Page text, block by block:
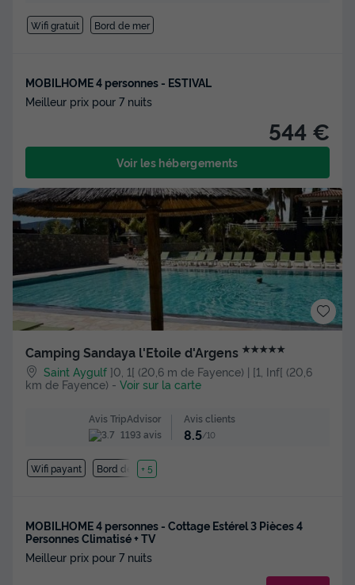
Wifi gratuit Bord de mer
MOBILHOME 4 personnes - ESTIVAL
Meilleur prix pour 7 nuits
544 €
Voir les hébergements
Camping Sandaya l'Etoile d'Argens ★★★★★
Saint Aygulf ]0, 1[ (20,6 m de Fayence) | [1, Inf[ (20,6
km de Fayence) - Voir sur la carte
Avis TripAdvisor
1193 avis
Avis clients
8.5/10
Wifi payant Bord de mer
+ 5
MOBILHOME 4 personnes - Cottage Estérel 3 Pièces 4
Personnes Climatisé + TV
Meilleur prix pour 7 nuits